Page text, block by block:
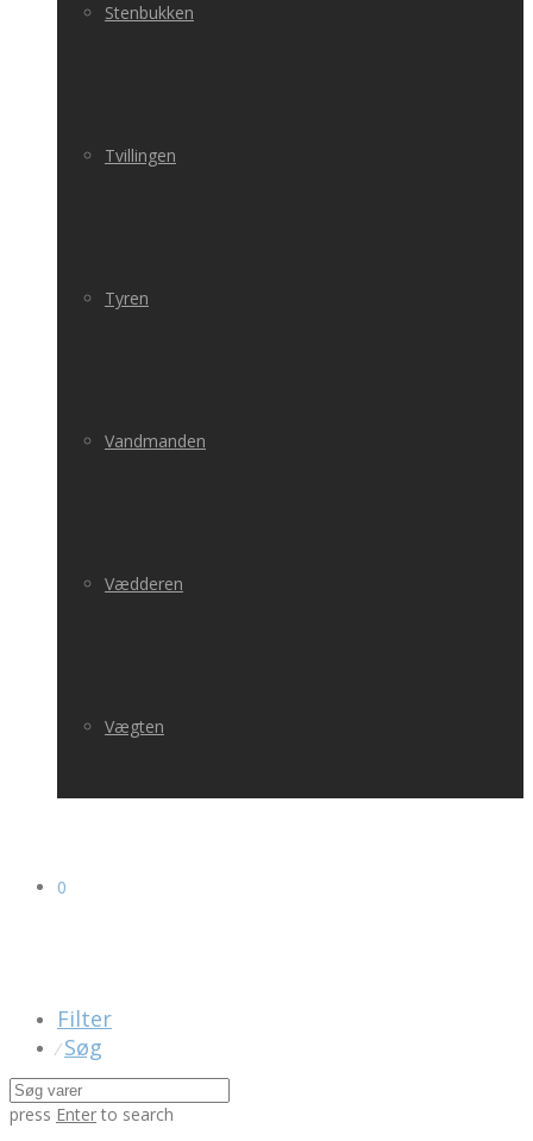
Stenbukken
Tvillingen
Tyren
Vandmanden
Vædderen
Vægten
0
Filter
⁄ Søg
press Enter to search